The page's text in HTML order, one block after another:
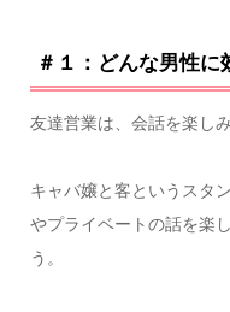
＃１：どんな男性に
友達営業は、会話を楽し
キャバ嬢と客というスタ
やプライベートの話を楽
う。